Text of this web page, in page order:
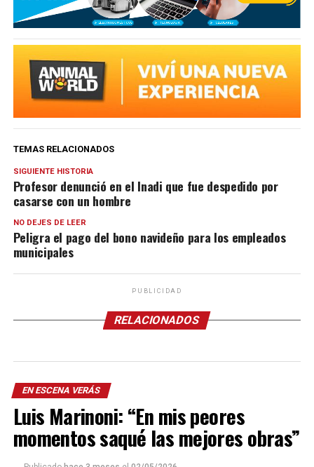
TEMAS RELACIONADOS
SIGUIENTE HISTORIA
Profesor denunció en el Inadi que fue despedido por
casarse con un hombre
NO DEJES DE LEER
Peligra el pago del bono navideño para los empleados
municipales
PUBLICIDAD
RELACIONADOS
EN ESCENA VERÁS
Luis Marinoni: “En mis peores
momentos saqué las mejores obras”